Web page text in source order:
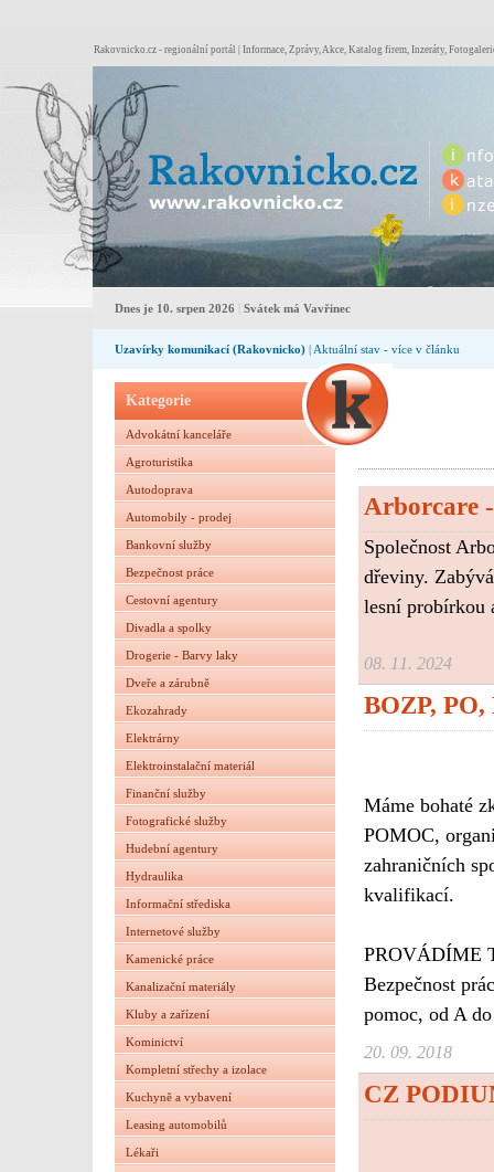
Rakovnicko.cz - regionální portál | Informace, Zprávy, Akce, Katalog firem, Inzeráty,
Dnes je 10. srpen 2026 Svátek má Vavřinec
Uzavírky komunikací (Rakovnicko) | Aktuální stav - více v článku
Kategorie
Advokátní kanceláře
Agroturistika
Autodoprava
Automobily - prodej
Bankovní služby
Bezpečnost práce
Cestovní agentury
Divadla a spolky
Drogerie - Barvy laky
Dveře a zárubně
Ekozahrady
Elektrárny
Elektroinstalační materiál
Finanční služby
Fotografické služby
Hudební agentury
Hydraulika
Informační střediska
Internetové služby
Kamenické práce
Kanalizační materiály
Kluby a zařízení
Kominictví
Kompletní střechy a izolace
Kuchyně a vybavení
Leasing automobilů
Lékaři
Arborcare
Společnost
dřeviny.
lesní probírkou
08. 11. 2024
BOZP,
Máme bohaté
POMOC,
zahraničních
kvalifikací.
PROVÁDÍME
Bezpečnost
pomoc, od A
20. 09. 2018
CZ